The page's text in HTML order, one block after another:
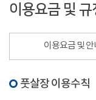
이용요금 및 규
이용요금 및 안
풋살장 이용수칙